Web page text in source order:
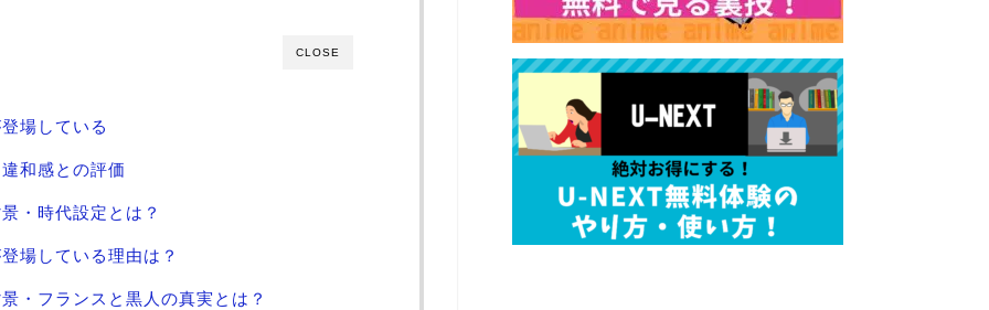
CLOSE
場している
和感との評価
・時代設定とは？
場している理由は？
・フランスと黒人の真実とは？